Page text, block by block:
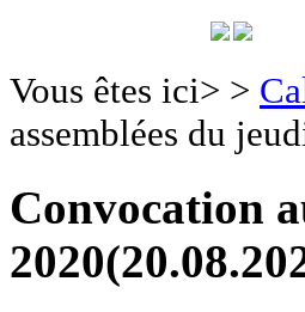
Vous êtes ici> >
assemblées du
Convocation
2020